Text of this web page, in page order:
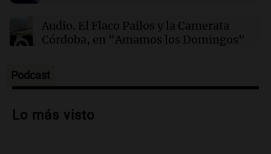
Audio. El Flaco Pailos y la Camerata
Córdoba, en "Amamos los Domingos"
hablaron de su obra en Cadena 3
Podcast
Lo más visto